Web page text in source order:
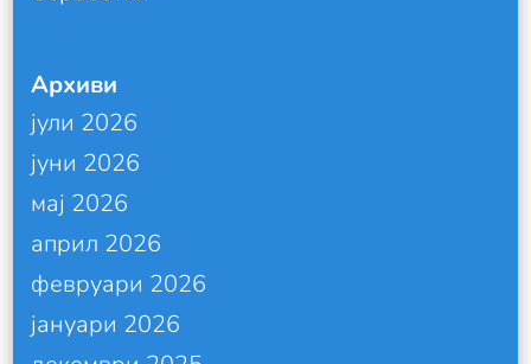
Архиви
јули 2026
јуни 2026
мај 2026
април 2026
февруари 2026
јануари 2026